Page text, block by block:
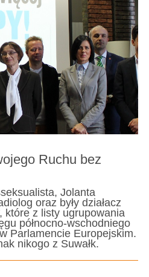
Ruchu bez
Jolanta
oraz były działacz
które z listy ugrupowania
północno-wschodniego
Parlamencie Europejskim.
nikogo z Suwałk.